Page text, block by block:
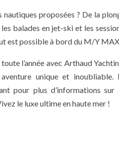
proposées ? De la
balades en jet-ski et les
est possible à bord du M/Y
l’année avec Arthaud
unique et inoubliable.
pour plus d’informations
le luxe ultime en haute mer !